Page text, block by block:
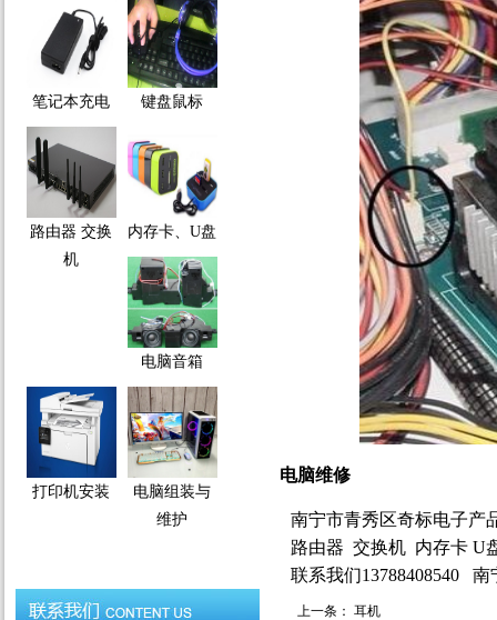
笔记本充电 键盘鼠标
路由器 交换
机
内存卡、U盘
电脑音箱
打印机安装
电脑组装与
维护
电脑维修
南宁市青秀区奇标电子产
路由器 交换机 内存卡 U
联系我们13788408540
上一条： 耳机